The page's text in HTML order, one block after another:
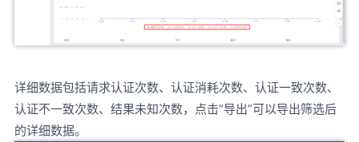
详细数据包括请求认证次数、认证消耗次数、认证一致次数、
认证不一致次数、结果未知次数，点击“导出”可以导出筛选后
的详细数据。